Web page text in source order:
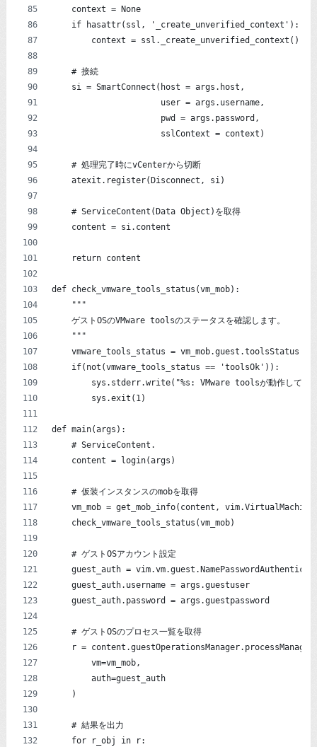
    context = None
    if hasattr(ssl, '_create_unverified_context'):
        context = ssl._create_unverified_context()
    # 接続
    si = SmartConnect(host = args.host,
                      user = args.username,
                      pwd = args.password,
                      sslContext = context)
    # 処理完了時にvCenterから切断
    atexit.register(Disconnect, si)
    # ServiceContent(Data Object)を取得
    content = si.content
    return content
def check_vmware_tools_status(vm_mob):
    """
    ゲストOSのVMware toolsのステータスを確認します。
    """
    vmware_tools_status = vm_mob.guest.toolsStatus
    if(not(vmware_tools_status == 'toolsOk')):
sys.stderr.write("%s: VMware toolsが動作してい
        sys.exit(1)
def main(args):
    # ServiceContent.
    content = login(args)
    # 仮装インスタンスのmobを取得
vm_mob = get_mob_info(content,
    check_vmware_tools_status(vm_mob)
    # ゲストOSアカウント設定
guest_auth =
    guest_auth.username = args.guestuser
    guest_auth.password = args.guestpassword
    # ゲストOSのプロセス一覧を取得
r =
        vm=vm_mob,
        auth=guest_auth
    )
    # 結果を出力
    for r_obj in r: